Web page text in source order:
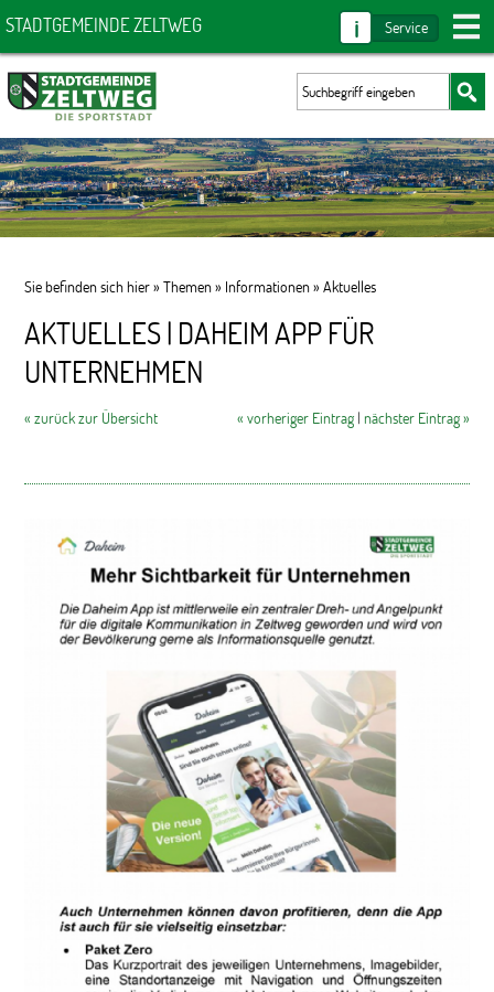
STADTGEMEINDE ZELTWEG i Service
Sie befinden sich hier »Themen» Informationen»Aktuelles
AKTUELLES | DAHEIM APP FÜR
UNTERNEHMEN
« zurück zur Übersicht « vorheriger Eintrag| nächster Eintrag »